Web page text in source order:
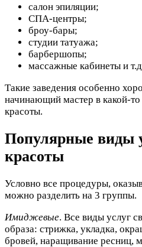
салон эпиляции;
СПА-центры;
броу-бары;
студии татуажа;
барбершопы;
массажные кабинеты и
Такие заведения особенно
начинающий мастер в какой-то
красоты.
Популярные виды
красоты
Условно все процедуры,
можно разделить на 3 группы.
Имиджевые. Все виды услуг
образа: стрижка, укладка,
бровей, наращивание ресниц,